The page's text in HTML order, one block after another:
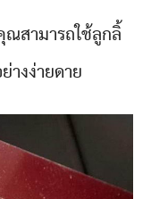
สามารถใช้ลูกลิ้
างง่ายดาย